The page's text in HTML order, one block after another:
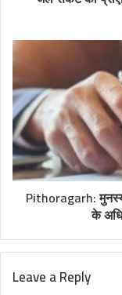
Pithoragarh:
के
Leave a Reply